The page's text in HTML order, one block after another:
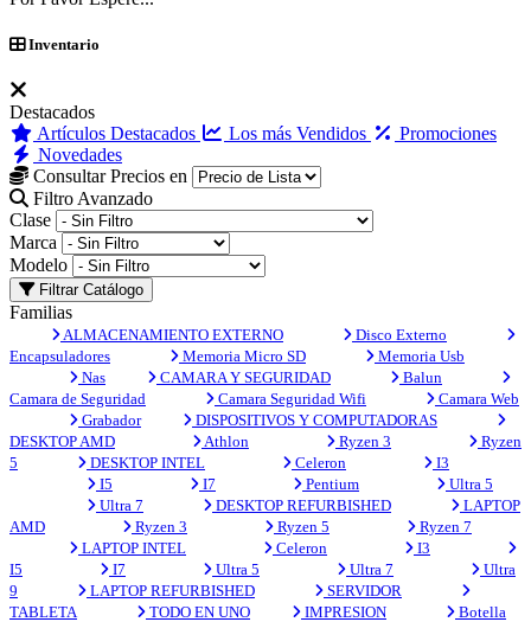
Inventario
Destacados
Artículos Destacados
Los más Vendidos
Promociones
Novedades
Consultar Precios en
Filtro Avanzado
Clase
Marca
Modelo
Filtrar Catálogo
Familias
ALMACENAMIENTO EXTERNO
Disco Externo
Encapsuladores
Memoria Micro SD
Memoria Usb
Nas
CAMARA Y SEGURIDAD
Balun
Camara de Seguridad
Camara Seguridad Wifi
Camara Web
Grabador
DISPOSITIVOS Y COMPUTADORAS
DESKTOP AMD
Athlon Ryzen 3
Ryzen
5
DESKTOP INTEL Celeron
I3
I5
I7 Pentium
Ultra 5
Ultra 7
DESKTOP REFURBISHED
LAPTOP
AMD
Ryzen 3 Ryzen 5
Ryzen 7
LAPTOP INTEL
Celeron
I3
I5
I7 Ultra 5 Ultra 7
Ultra
9
LAPTOP REFURBISHED
SERVIDOR
TABLETA
TODO EN UNO IMPRESION
Botella